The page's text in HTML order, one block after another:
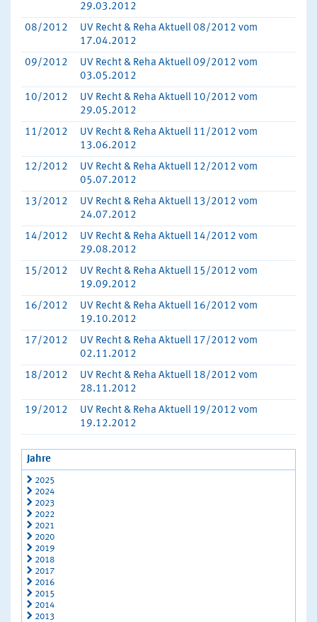
29.03.2012
08/2012
UV Recht & Reha Aktuell 08/2012 vom
17.04.2012
09/2012
UV Recht & Reha Aktuell 09/2012 vom
03.05.2012
10/2012
UV Recht & Reha Aktuell 10/2012 vom
29.05.2012
11/2012
UV Recht & Reha Aktuell 11/2012 vom
13.06.2012
12/2012
UV Recht & Reha Aktuell 12/2012 vom
05.07.2012
13/2012
UV Recht & Reha Aktuell 13/2012 vom
24.07.2012
14/2012
UV Recht & Reha Aktuell 14/2012 vom
29.08.2012
15/2012
UV Recht & Reha Aktuell 15/2012 vom
19.09.2012
16/2012
UV Recht & Reha Aktuell 16/2012 vom
19.10.2012
17/2012
UV Recht & Reha Aktuell 17/2012 vom
02.11.2012
18/2012
UV Recht & Reha Aktuell 18/2012 vom
28.11.2012
19/2012
UV Recht & Reha Aktuell 19/2012 vom
19.12.2012
Jahre
2025
2024
2023
2022
2021
2020
2019
2018
2017
2016
2015
2014
2013